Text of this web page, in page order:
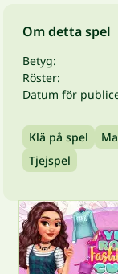
Om detta spel
Betyg:
Röster:
Datum för
Klä på spel
Tjejspel